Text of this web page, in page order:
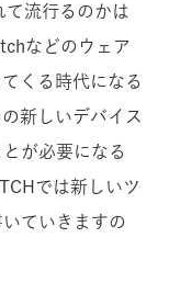
て流行るのかは
などのウェア
くる時代になる
新しいデバイス
が必要になる
では新しいツ
ていきますの